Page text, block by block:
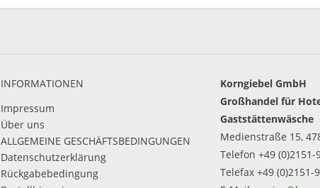
INFORMATIONEN
Impressum
Über uns
ALLGEMEINE GESCHÄFTSBEDINGUNGEN
Datenschutzerklärung
Rückgabebedingung
Korngiebel GmbH
Großhandel für
Gaststättenwäsche
Medienstraße 15,
Telefon +49 (0)2151-
Telefax +49 (0)2151-